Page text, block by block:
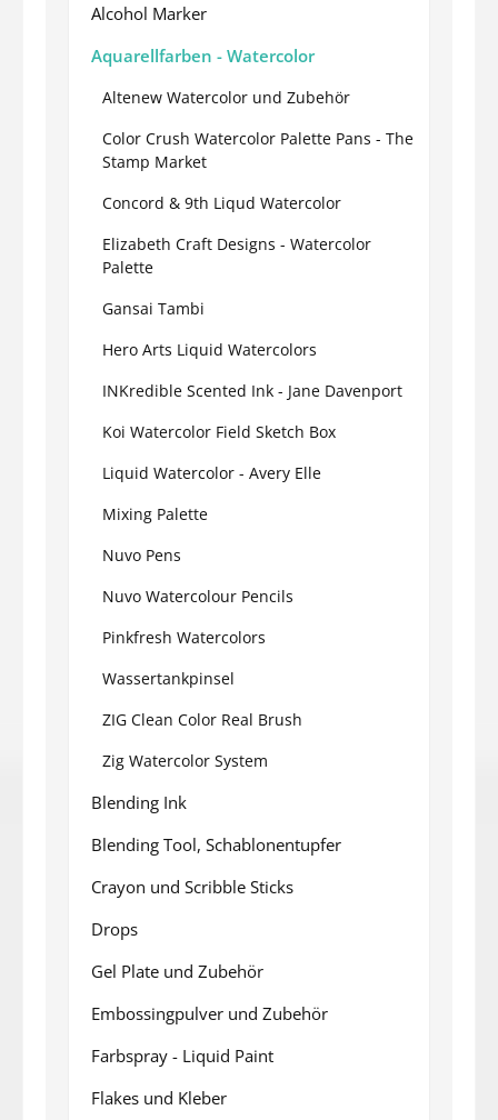
Alcohol Marker
Aquarellfarben - Watercolor
Altenew Watercolor und Zubehör
Color Crush Watercolor Palette Pans - The
Stamp Market
Concord & 9th Liqud Watercolor
Elizabeth Craft Designs - Watercolor
Palette
Gansai Tambi
Hero Arts Liquid Watercolors
INKredible Scented Ink - Jane Davenport
Koi Watercolor Field Sketch Box
Liquid Watercolor - Avery Elle
Mixing Palette
Nuvo Pens
Nuvo Watercolour Pencils
Pinkfresh Watercolors
Wassertankpinsel
ZIG Clean Color Real Brush
Zig Watercolor System
Blending Ink
Blending Tool, Schablonentupfer
Crayon und Scribble Sticks
Drops
Gel Plate und Zubehör
Embossingpulver und Zubehör
Farbspray - Liquid Paint
Flakes und Kleber